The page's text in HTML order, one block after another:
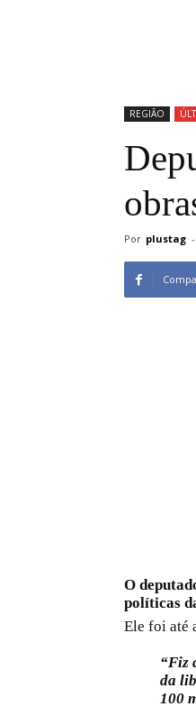
REGIÃO
Por plustag -
O
políticas
Ele foi até
“Fiz
da
100